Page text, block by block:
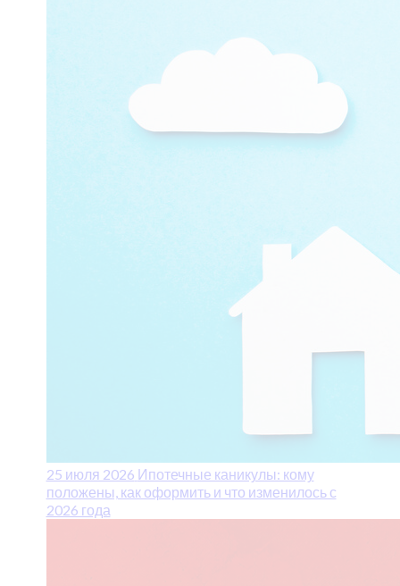
25 июля 2026 Ипотечные каникулы: кому
положены, как оформить и что изменилось с
2026 года